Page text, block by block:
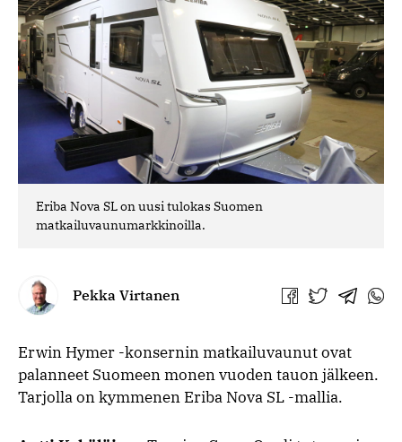
Eriba Nova SL on uusi tulokas Suomen
matkailuvaunumarkkinoilla.
Pekka Virtanen
Jaa Jaa Jaa Jaa
Erwin Hymer -konsernin matkailuvaunut ovat
palanneet Suomeen monen vuoden tauon jälkeen.
Tarjolla on kymmenen Eriba Nova SL -mallia.